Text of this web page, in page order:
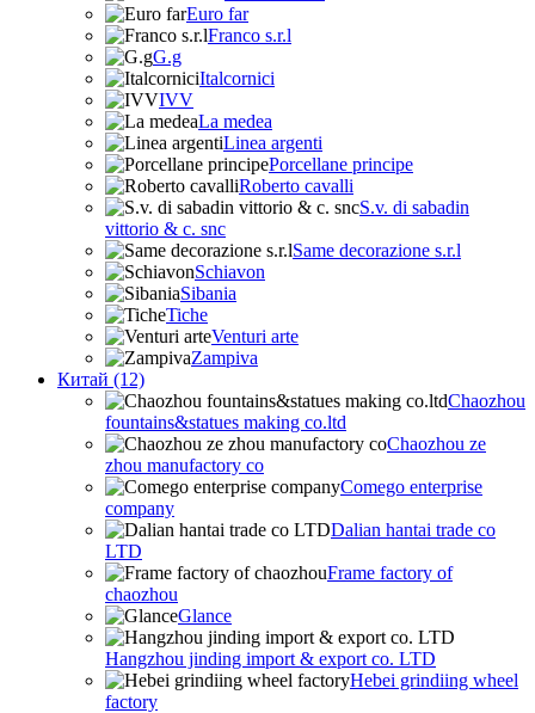
Euro far
Franco s.r.l
G.g
Italcornici
IVV
La medea
Linea argenti
Porcellane principe
Roberto cavalli
S.v. di sabadin
vittorio & c. snc
Same decorazione s.r.l
Schiavon
Sibania
Tiche
Venturi arte
Zampiva
Китай (12)
Chaozhou
fountains&statues making co.ltd
Chaozhou ze
zhou manufactory co
Comego enterprise
company
Dalian hantai trade co
LTD
Frame factory of
chaozhou
Glance
Hangzhou jinding import & export co. LTD
Hebei grindiing wheel
factory